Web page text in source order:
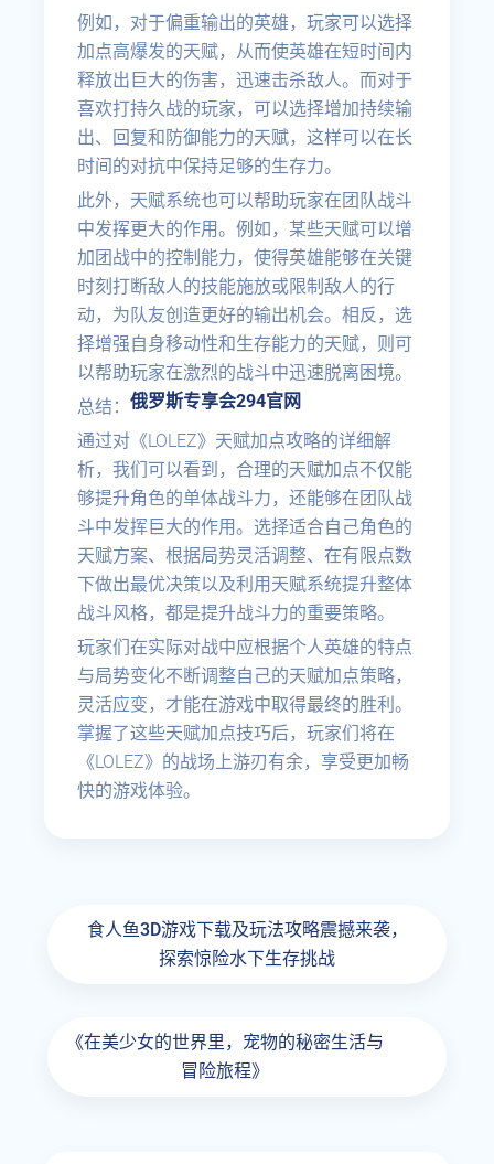
例如，对于偏重输出的英雄，玩家可以选择
加点高爆发的天赋，从而使英雄在短时间内
释放出巨大的伤害，迅速击杀敌人。而对于
喜欢打持久战的玩家，可以选择增加持续输
出、回复和防御能力的天赋，这样可以在长
时间的对抗中保持足够的生存力。
此外，天赋系统也可以帮助玩家在团队战斗
中发挥更大的作用。例如，某些天赋可以增
加团战中的控制能力，使得英雄能够在关键
时刻打断敌人的技能施放或限制敌人的行
动，为队友创造更好的输出机会。相反，选
择增强自身移动性和生存能力的天赋，则可
以帮助玩家在激烈的战斗中迅速脱离困境。
俄罗斯专享会294官网
总结：
通过对《LOLEZ》天赋加点攻略的详细解
析，我们可以看到，合理的天赋加点不仅能
够提升角色的单体战斗力，还能够在团队战
斗中发挥巨大的作用。选择适合自己角色的
天赋方案、根据局势灵活调整、在有限点数
下做出最优决策以及利用天赋系统提升整体
战斗风格，都是提升战斗力的重要策略。
玩家们在实际对战中应根据个人英雄的特点
与局势变化不断调整自己的天赋加点策略，
灵活应变，才能在游戏中取得最终的胜利。
掌握了这些天赋加点技巧后，玩家们将在
《LOLEZ》的战场上游刃有余，享受更加畅
快的游戏体验。
食人鱼3D游戏下载及玩法攻略震撼来袭，
探索惊险水下生存挑战
《在美少女的世界里，宠物的秘密生活与
冒险旅程》